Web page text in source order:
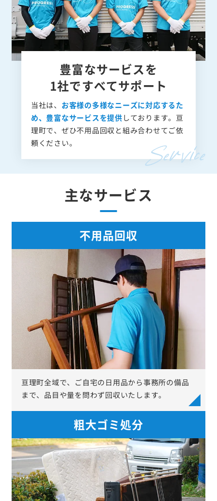
豊富なサービスを
1社ですべてサポート
当社は、 お客様の多様なニーズに対応するた
め、豊富なサービスを提供しております。亘
理町で、ぜひ不用品回収と組み合わせてご依
頼ください。
主なサービス
不用品回収
亘理町全域で、ご自宅の日用品から事務所の備品
まで、品目や量を問わず回収いたします。
粗大ゴミ処分